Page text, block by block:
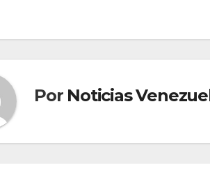
Por Noticias